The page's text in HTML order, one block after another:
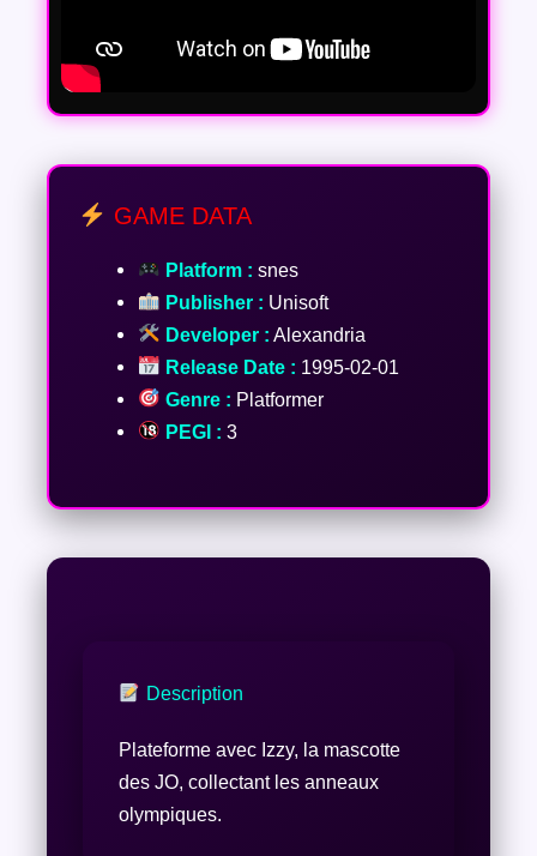
GAME DATA
Platform : snes
Publisher : Unisoft
Developer : Alexandria
Release Date : 1995-02-01
Genre : Platformer
PEGI : 3
Description
Plateforme avec Izzy, la mascotte
des JO, collectant les anneaux
olympiques.